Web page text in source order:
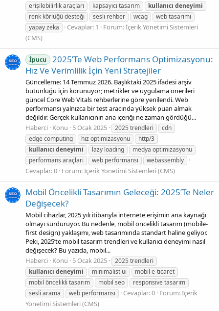
erişilebilirlik araçları
kapsayıcı tasarım kullanıcı deneyimi
renk körlüğü desteği
sesli rehber wcag
web tasarımı
yapay zeka
Cevaplar: 1 Forum:İçerik Yönetimi Sistemleri
(CMS)
İpucu
2025’Te Web Performans Optimizasyonu:
Hız Ve Verimlilik İçin Yeni Stratejiler
Güncelleme: 14 Temmuz 2026. Başlıktaki 2025 ifadesi arşiv
bütünlüğü için korunuyor; metrikler ve uygulama önerileri
güncel Core Web Vitals rehberlerine göre yenilendi. Web
performansı yalnızca bir test aracında yüksek puan almak
değildir. Gerçek kullanıcının ana içeriği ne zaman gördüğü...
Haberci Konu 5 Ocak 2025 2025 trendleri
cdn
edge computing
hız optimizasyonu
http/3
kullanıcı deneyimi lazy loading
medya optimizasyonu
performans araçları
web performansı webassembly
Cevaplar: 0 Forum:İçerik Yönetimi Sistemleri (CMS)
Mobil Öncelikli Tasarımın Geleceği: 2025’Te Neler
Değişecek?
Mobil cihazlar, 2025 yılı itibarıyla internete erişimin ana kaynağı
olmayı sürdürüyor. Bu nedenle, mobil öncelikli tasarım (mobile-
first design) yaklaşımı, web tasarımında standart haline geliyor.
Peki, 2025’te mobil tasarım trendleri ve kullanıcı deneyimi nasıl
değişecek? Bu yazıda, mobil...
Haberci Konu 5 Ocak 2025
2025 trendleri
kullanıcı deneyimi minimalist ui
mobil e-ticaret
mobil öncelikli tasarım
mobil seo
responsive tasarım
sesli arama
web performansı Cevaplar: 0 Forum:İçerik
Yönetimi Sistemleri (CMS)